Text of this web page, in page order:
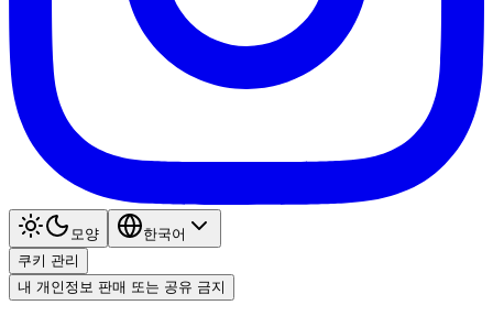
모양
한국어
쿠키 관리
내 개인정보 판매 또는 공유 금지